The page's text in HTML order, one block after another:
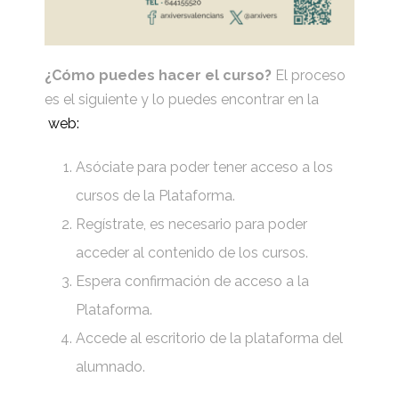
¿Cómo puedes hacer el curso? El proceso
es el siguiente y lo puedes encontrar en la
web:
Asóciate para poder tener acceso a los
cursos de la Plataforma.
Regístrate, es necesario para poder
acceder al contenido de los cursos.
Espera confirmación de acceso a la
Plataforma.
Accede al escritorio de la plataforma del
alumnado.